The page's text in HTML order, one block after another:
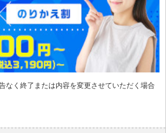
なく終了または内容を変更させていただく場合